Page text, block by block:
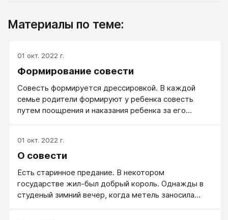
Материалы по теме:
01 окт. 2022 г.
Формирование совести
Совесть формируется дрессировкой. В каждой
семье родители формируют у ребенка совесть
путем поощрения и наказания ребенка за его
отдают себе в этом отчета. Совесть в обыденном
понимании — это самоосуждение и самонаказание
различать «добро» и «зло».
01 окт. 2022 г.
О совести
Есть старинное предание. В некотором
государстве жил-был добрый король. Однажды в
студеный зимний вечер, когда метель заносила